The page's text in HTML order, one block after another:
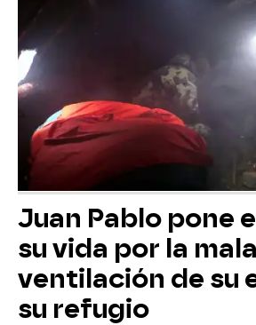
Juan Pablo pone
su vida por la mala
ventilación de su
su refugio